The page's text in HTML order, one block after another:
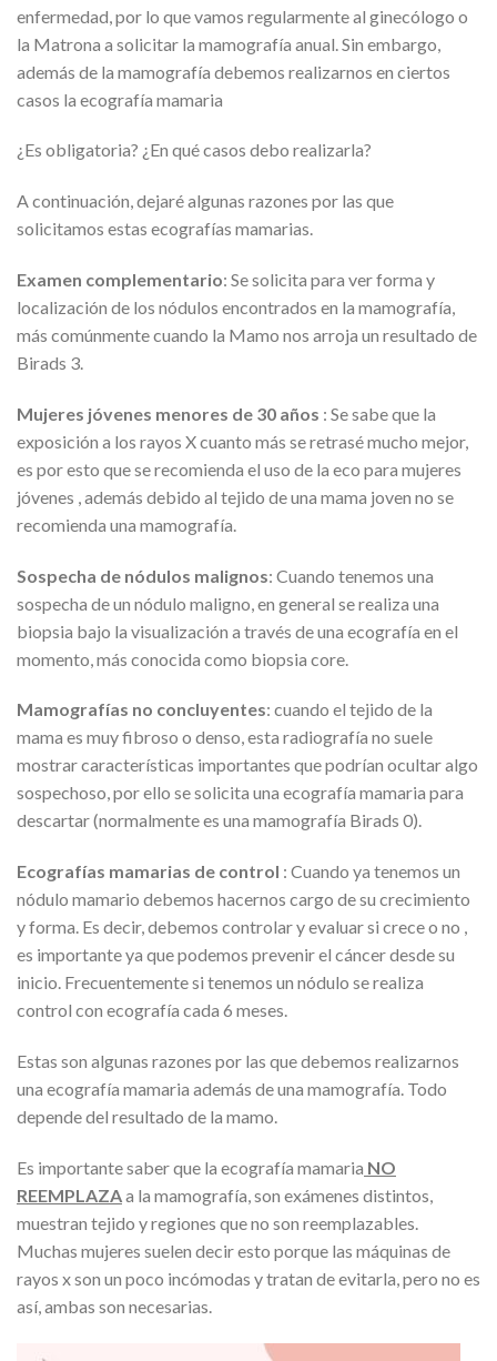
enfermedad, por lo que vamos regularmente al ginecólogo o
la Matrona a solicitar la mamografía anual. Sin embargo,
además de la mamografía debemos realizarnos en ciertos
casos la ecografía mamaria
¿Es obligatoria? ¿En qué casos debo realizarla?
A continuación, dejaré algunas razones por las que
solicitamos estas ecografías mamarias.
Examen complementario: Se solicita para ver forma y
localización de los nódulos encontrados en la mamografía,
más comúnmente cuando la Mamo nos arroja un resultado de
Birads 3.
Mujeres jóvenes menores de 30 años : Se sabe que la
exposición a los rayos X cuanto más se retrasé mucho mejor,
es por esto que se recomienda el uso de la eco para mujeres
jóvenes , además debido al tejido de una mama joven no se
recomienda una mamografía.
Sospecha de nódulos malignos: Cuando tenemos una
sospecha de un nódulo maligno, en general se realiza una
biopsia bajo la visualización a través de una ecografía en el
momento, más conocida como biopsia core.
Mamografías no concluyentes: cuando el tejido de la
mama es muy fibroso o denso, esta radiografía no suele
mostrar características importantes que podrían ocultar algo
sospechoso, por ello se solicita una ecografía mamaria para
descartar (normalmente es una mamografía Birads 0).
Ecografías mamarias de control : Cuando ya tenemos un
nódulo mamario debemos hacernos cargo de su crecimiento
y forma. Es decir, debemos controlar y evaluar si crece o no ,
es importante ya que podemos prevenir el cáncer desde su
inicio. Frecuentemente si tenemos un nódulo se realiza
control con ecografía cada 6 meses.
Estas son algunas razones por las que debemos realizarnos
una ecografía mamaria además de una mamografía. Todo
depende del resultado de la mamo.
Es importante saber que la ecografía mamaria NO
REEMPLAZAa la mamografía, son exámenes distintos,
muestran tejido y regiones que no son reemplazables.
Muchas mujeres suelen decir esto porque las máquinas de
rayos x son un poco incómodas y tratan de evitarla, pero no es
así, ambas son necesarias.